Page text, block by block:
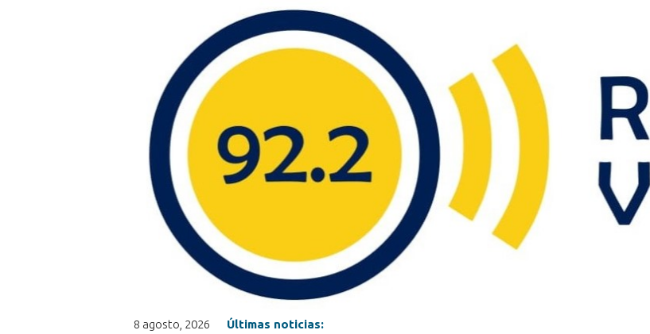
8 agosto, 2026 Últimas noticias: